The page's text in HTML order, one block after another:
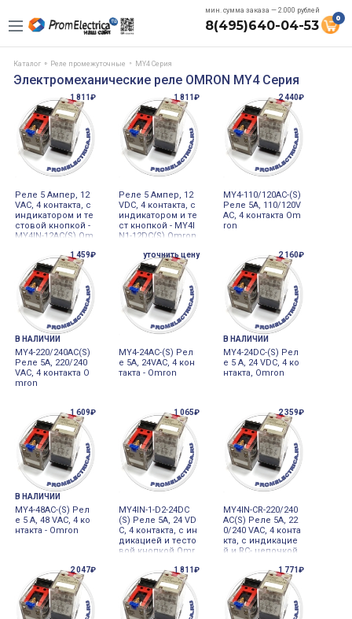
мин. сумма заказа — 2.000 рублей
8(495)640-04-53 0
Каталог Реле промежуточные MY4 Серия
Электромеханические реле OMRON MY4 Серия
1 811₽
Реле 5 Ампер, 12
VAC, 4 контакта, с
индикатором и те
стовой кнопкой -
MY4IN-12AC(S) Om
1 811₽
Реле 5 Ампер, 12
VDC, 4 контакта, с
индикатором и те
ст кнопкой - MY4I
N1-12DC(S) Omron
2 440₽
MY4-110/120AC-(S)
Реле 5А, 110/120V
AC, 4 контакта Om
ron
1 459₽
В НАЛИЧИИ
MY4-220/240AC(S)
Реле 5А, 220/240
VAC, 4 контакта O
mron
уточнить цену
MY4-24AC-(S) Рел
е 5А, 24VAC, 4 кон
такта - Omron
2 160₽
В НАЛИЧИИ
MY4-24DC-(S) Рел
е 5 А, 24 VDC, 4 ко
нтакта, Omron
1 609₽
В НАЛИЧИИ
MY4-48AC-(S) Рел
е 5 А, 48 VAC, 4 ко
нтакта - Omron
1 065₽
MY4IN-1-D2-24DC
(S) Реле 5А, 24 VD
C, 4 контакта, с ин
дикацией и тесто
вой кнопкой Omr
2 359₽
MY4IN-CR-220/240
AC(S) Реле 5А, 22
0/240 VАС, 4 конта
кта, с индикацие
й и RC- цепочкой
2 047₽ 1 811₽ 1 771₽